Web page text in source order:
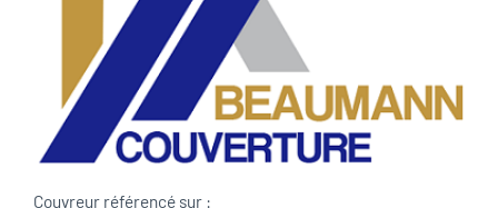
Couvreur référencé sur :